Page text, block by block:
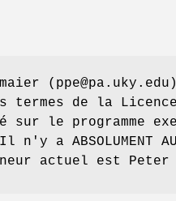
de la Licence
sur le programme
a ABSOLUMENT
actuel est Peter